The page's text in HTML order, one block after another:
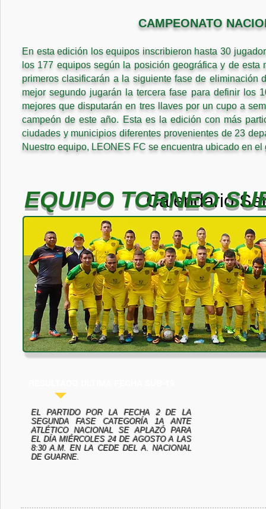
Calendario
CAMPEONATO
En esta edición los equipos inscribieron hasta 30
los 177 equipos según la posición geográfica y de
primeros clasificarán a la siguiente fase de
mejor segundo jugarán la tercera fase para definir los
mejores que disputarán en tres llaves por un cupo a
campeón de este año. Esta es la edición con más
ciudades y municipios diferentes provenientes de 23
Nuestro equipo, LEONES FC se encuentra ubicado en
EQUIPO TORNEO
EL PARTIDO POR LA FECHA 2 DE LA
SEGUNDA FASE CATEGORÍA 1A ANTE
ATLÉTICO NACIONAL SE APLAZÓ PARA
EL DÍA MIÉRCOLES 24 DE AGOSTO A LAS
8:30 A.M. EN LA CEDE DEL A. NACIONAL
DE GUARNE.